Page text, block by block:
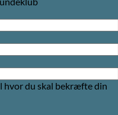
hvor du skal bekræfte din